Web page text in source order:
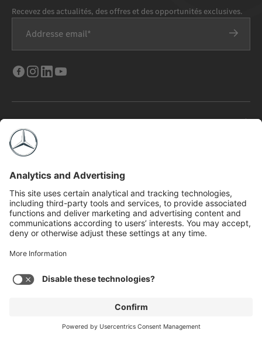
Recevez des actualités, des offres et des opportunités exclusives.
Addresse email
Facebook
Instagram
LinkedIn
Fourgons
Achat
Parcs de véhicules
Propriétaires